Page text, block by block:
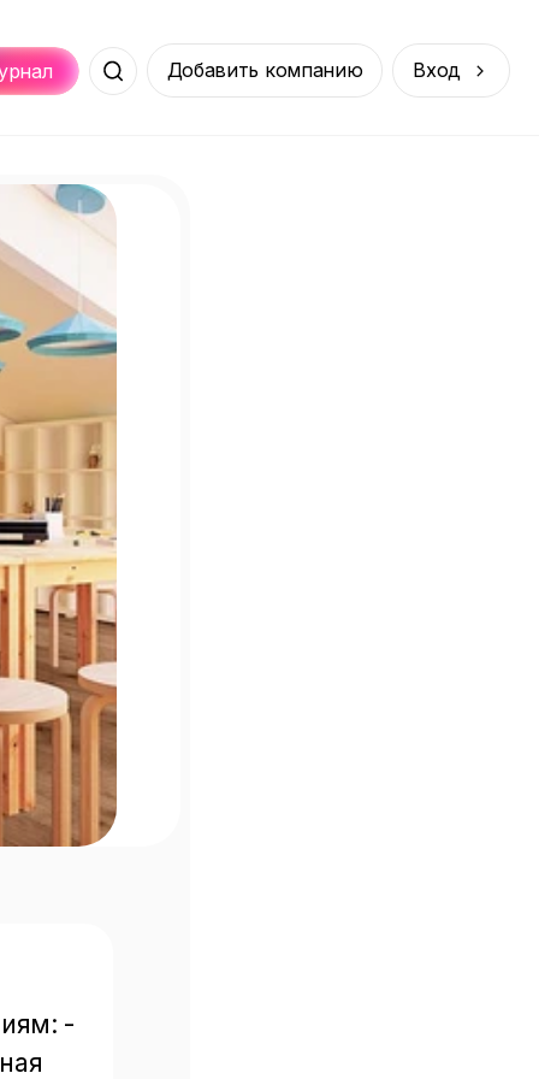
Услуги Покупки Онлайн
Места Добавить компанию Вход
-